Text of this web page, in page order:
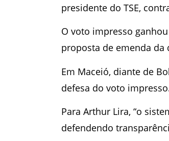
presidente do TSE,
O voto impresso
proposta de emenda da
Em Maceió, diante de
defesa do voto
Para Arthur Lira, “o
defendendo